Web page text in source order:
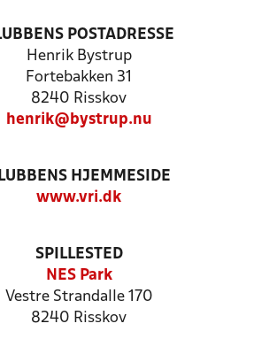
POSTADRESSE
Henrik Bystrup
Fortebakken 31
8240 Risskov
henrik@bystrup.nu
HJEMMESIDE
www.vri.dk
SPILLESTED
NES Park
Vestre Strandalle 170
8240 Risskov